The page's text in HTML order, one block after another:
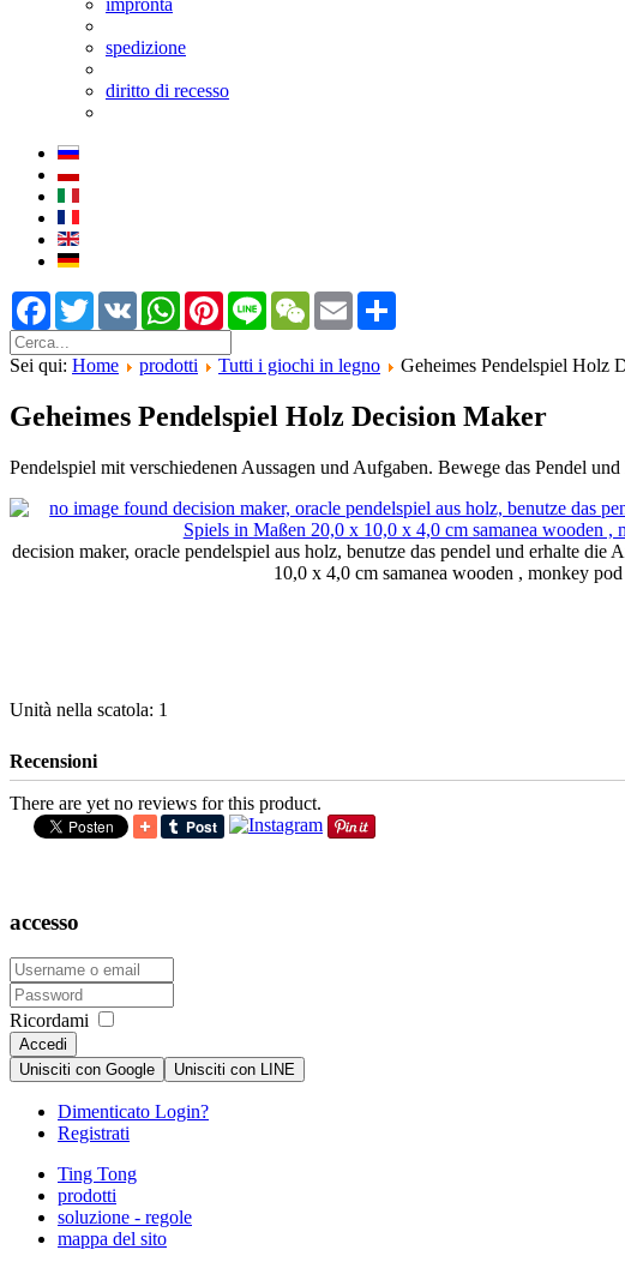
impronta
spedizione
diritto di recesso
Facebook
TwitterVK WhatsApp
Pinterest
Line WeChatEmail
Sei qui: Home prodotti Tutti i giochi in legno Geheimes Pendelspiel Holz
Geheimes Pendelspiel Holz Decision Maker
Pendelspiel mit verschiedenen Aussagen und Aufgaben. Bewege das Pendel
decision maker, oracle pendelspiel aus holz, benutze das pendel und erhalte die
10,0 x 4,0 cm samanea wooden , monkey pod
Unità nella scatola: 1
Recensioni
There are yet no reviews for this product.
accesso
Ricordami
Accedi
Unisciti con Google
Unisciti con LINE
Dimenticato Login?
Registrati
Ting Tong
prodotti
soluzione - regole
mappa del sito